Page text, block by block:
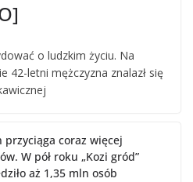
o ludzkim życiu. Na
42-letni mężczyzna znalazł się
przyciąga coraz więcej
W pół roku „Kozi gród”
aż 1,35 mln osób